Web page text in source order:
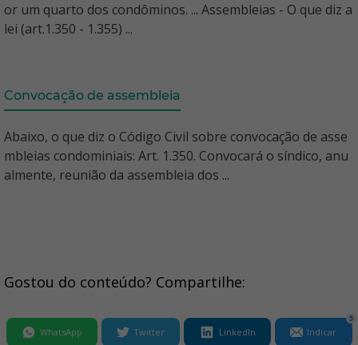
or um quarto dos condôminos. ... Assembleias - O que diz a
lei (art.1.350 - 1.355) ...
Convocação de assembleia
Abaixo, o que diz o Código Civil sobre convocação de asse
mbleias condominiais: Art. 1.350. Convocará o síndico, anu
almente, reunião da assembleia dos ...
Gostou do conteúdo? Compartilhe:
WhatsApp Twitter LinkedIn Indicar
5